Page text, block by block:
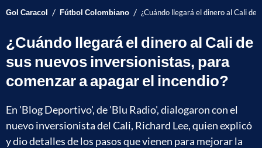
Gol Caracol / Fútbol Colombiano / ¿Cuándo llegará el dinero al Cali de
¿Cuándo llegará el dinero al Cali de
sus nuevos inversionistas, para
comenzar a apagar el incendio?
En 'Blog Deportivo', de 'Blu Radio', dialogaron con el
nuevo inversionista del Cali, Richard Lee, quien explicó
y dio detalles de los pasos que vienen para mejorar la